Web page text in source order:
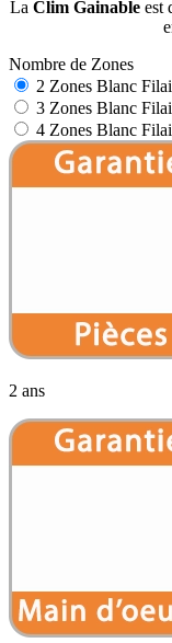
La Clim Gainableest
Nombre de Zones
2 Zones Blanc
3 Zones Blanc
4 Zones Blanc
2 ans